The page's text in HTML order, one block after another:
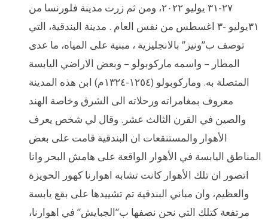
٢٧-٣١ يوليو ٢٠٢٢، ومن ثم زرت مدينة فلورنسا من
٣١يوليو -٣ اغسطس من نفس العام . مدينة البندقية، التي
توصف ب”ونيز” بالانجليزية ، مبنية على المياه، ما عدى
المطار – واسمه ماركوبولو – وبعض الاراضي اليابسة
المتصلة به. وماركوبولو (١٢٥٤-١٣٢٤م) ابن هذه المدينة
معروف بمغامراته ورحلاته الى الشرق وخاصة الهند
والصين في القرن الثالث عشر. وقال لي شخص يعرف
الأهوار والمستنقعات ان البندقية قامت على بعض
المناطق اليابسة في الأهوار الواقعة على هامش البحر وانا
اتصور ان تلك الأهوار كانت تشابه اهوارنا كهور الحويزة
والعظيم، وان مباني البندقية تم تشييدها على بقع يابسة
مرتفعة كتلك التي نحن نصفها ب”الجبايش” في اهوارنا،